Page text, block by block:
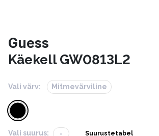
Guess
Käekell GW0813L2
Vali värv: Mitmevärviline
Vali suurus: - Suurustetabel